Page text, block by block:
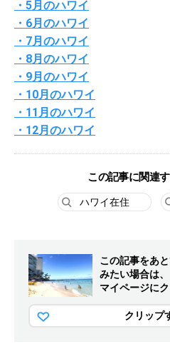
・5月のハワイ
・6月のハワイ
・7月のハワイ
・8月のハワイ
・9月のハワイ
・10月のハワイ
・11月のハワイ
・12月のハワイ
この記事に関連
ハワイ在住
この記事をあ
みたい場合は、
マイページにク
クリップ